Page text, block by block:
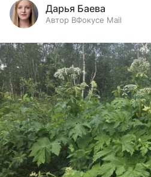
Дарья Баева
Автор ВФокусе Mail